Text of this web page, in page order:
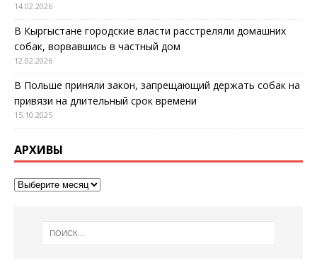
14.02.2026
В Кыргыстане городские власти расстреляли домашних
собак, ворвавшись в частный дом
12.02.2026
В Польше приняли закон, запрещающий держать собак на
привязи на длительный срок времени
15.10.2025
АРХИВЫ